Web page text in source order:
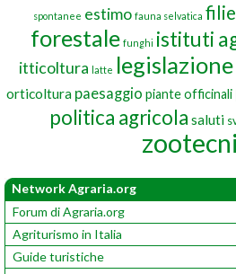
spontanee estimo fauna selvatica
forestale funghi istituti
itticoltura latte legislazione
orticoltura paesaggio piante officinali
politica agricola saluti
Network Agraria.org
Forum di Agraria.org
Agriturismo in Italia
Guide turistiche